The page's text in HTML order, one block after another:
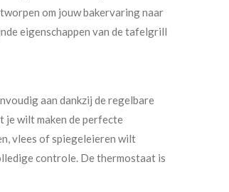
om jouw bakervaring naar
eigenschappen van de tafelgrill
aan dankzij de regelbare
je wilt maken de perfecte
vlees of spiegeleieren wilt
controle. De thermostaat is